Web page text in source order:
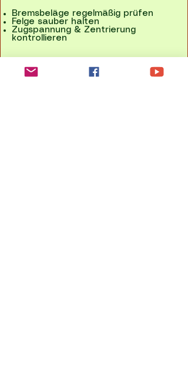
Bremsbeläge regelmäßig prüfen
Felge sauber halten
Zugspannung & Zentrierung
kontrollieren
Fazit: Wann lohnt sich
eine Felgenbremse?